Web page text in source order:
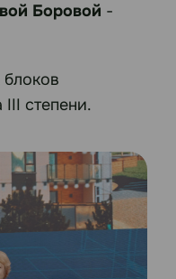
Боровой -
степени.